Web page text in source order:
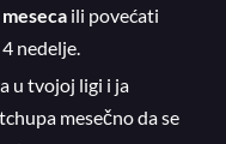
ili povećati
nedelje.
u tvojoj ligi i ja
mesečno da se